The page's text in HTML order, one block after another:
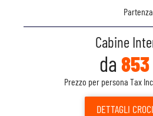
Cabine
da
Prezzo per persona Tax
DETTAGLI